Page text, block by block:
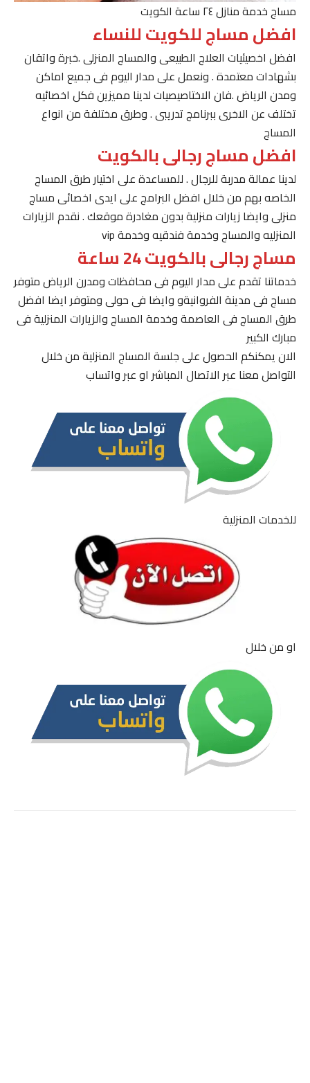
مساج خدمة منازل ٢٤ ساعة الكويت
افضل مساج للكويت للنساء
افضل اخصيئيات العلاج الطبيعى والمساج المنزلى .خبرة واتقان
بشهادات معتمدة . ونعمل على مدار اليوم فى جميع اماكن
ومدن الرياض .فان الاختاصيصيات لدينا مميزين فكل اخصائيه
تختلف عن الاخرى ببرنامج تدريبى . وطرق مختلفة من انواع
المساج
افضل مساج رجالى بالكويت
لدينا عمالة مدربة للرجال . للمساعدة على اختيار طرق المساج
الخاصه بهم من خلال افضل البرامج على ايدى اخصائى مساج
منزلى وايضا زيارات منزلية بدون مغادرة موقعك . نقدم الزيارات
المنزليه والمساج وخدمة فندقيه وخدمة vip
مساج رجالى بالكويت 24 ساعة
خدماتنا تقدم على مدار اليوم فى محافظات ومدرن الرياض متوفر
مساج فى مدينة الفروانيةو وايضا فى حولى ومتوفر ايضا افضل
طرق المساج فى العاصمة وخدمة المساج والزيارات المنزلية فى
مبارك الكبير
الان يمكنكم الحصول على جلسة المساج المنزلية من خلال
التواصل معنا عبر الاتصال المباشر او عبر واتساب
للخدمات المنزلية
او من خلال